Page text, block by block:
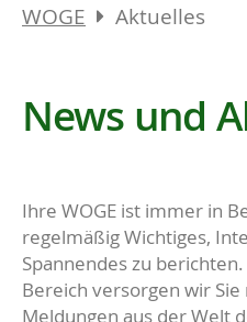
WOGE Aktuelles
News und
Ihre WOGE ist immer in
regelmäßig Wichtiges,
Spannendes zu
Bereich versorgen wir
Meldungen aus der Welt